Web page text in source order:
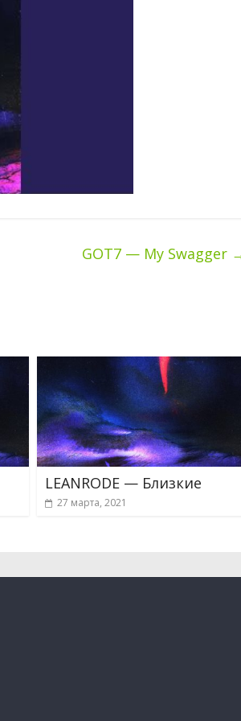
GOT7 — My Swagger
LEANRODE — Близкие
27 марта, 2021